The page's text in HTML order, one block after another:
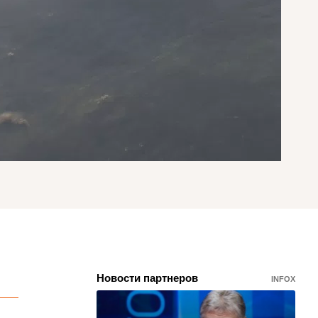
Новости партнеров INFOX